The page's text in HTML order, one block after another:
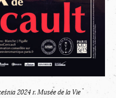
2024 r. Musée de la Vie